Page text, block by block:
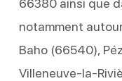
notamment
Baho (66540),
Villeneuve-la-